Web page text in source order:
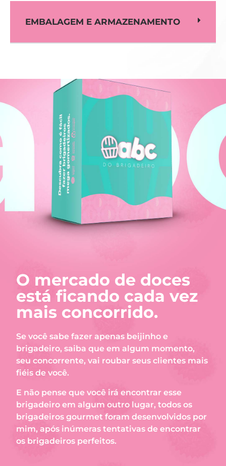
EMBALAGEM E ARMAZENAMENTO
O mercado de doces
está ficando cada vez
mais concorrido.
Se você sabe fazer apenas beijinho e
brigadeiro, saiba que em algum momento,
seu concorrente, vai roubar seus clientes mais
fiéis de você.
E não pense que você irá encontrar esse
brigadeiro em algum outro lugar, todos os
brigadeiros gourmet foram desenvolvidos por
mim, após inúmeras tentativas de encontrar
os brigadeiros perfeitos.